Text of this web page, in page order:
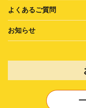
よくあるご質問
お知らせ